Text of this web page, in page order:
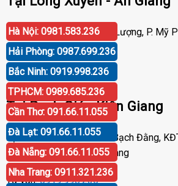
Địa chỉ: Số 417 Phạm Cự Lượng, P. Mỹ
Xuyên, An Giang
Tư vấn:0919.998.236
Tại Rạch Giá - Kiên Giang
Địa chỉ: P30 Căn 07 Trần Bạch Đằng,
Hòa, TP. Rạch Giá, Kiên Giang
Tư vấn:0919.998.236
Hà Nội: 0981.583.236
Hải Phòng: 0987.699.236
Bắc Ninh: 0919.998.236
TPHCM: 0989.685.236
Cần Thơ: 091.66.11.055
Đà Lạt: 091.66.11.055
Đà Nẵng: 091.66.11.055
Nha Trang: 0911.321.236